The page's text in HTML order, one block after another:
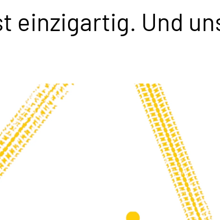
einzigartig. Und